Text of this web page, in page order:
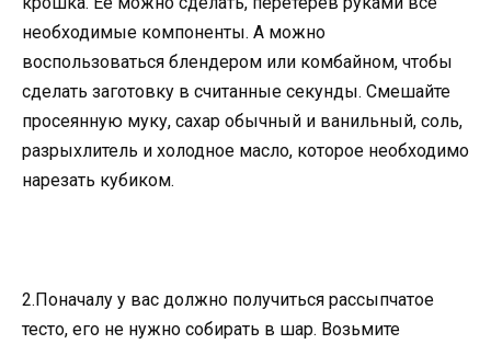
необходимые компоненты. А можно
воспользоваться блендером или комбайном, чтобы
сделать заготовку в считанные секунды. Смешайте
просеянную муку, сахар обычный и ванильный, соль,
разрыхлитель и холодное масло, которое необходимо
нарезать кубиком.
2.Поначалу у вас должно получиться рассыпчатое
тесто, его не нужно собирать в шар. Возьмите